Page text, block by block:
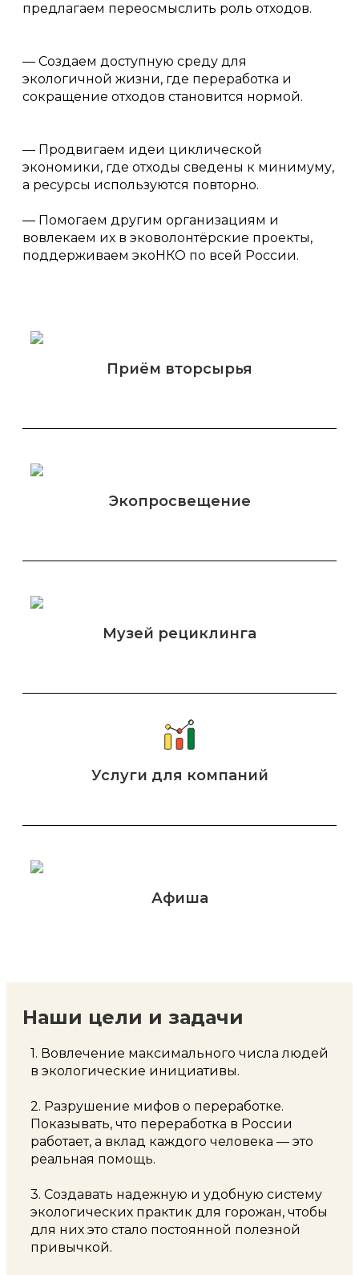
предлагаем переосмыслить роль отходов.
— Создаем доступную среду для
экологичной жизни, где переработка и
сокращение отходов становится нормой.
— Продвигаем идеи циклической
экономики, где отходы сведены к минимуму,
а ресурсы используются повторно.
— Помогаем другим организациям и
вовлекаем их в эковолонтёрские проекты,
поддерживаем экоНКО по всей России.
Приём вторсырья
Экопросвещение
Музей рециклинга
Услуги для компаний
Афиша
Наши цели и задачи
1. Вовлечение максимального числа людей
в экологические инициативы.
2. Разрушение мифов о переработке.
Показывать, что переработка в России
работает, а вклад каждого человека — это
реальная помощь.
3. Создавать надежную и удобную систему
экологических практик для горожан, чтобы
для них это стало постоянной полезной
привычкой.